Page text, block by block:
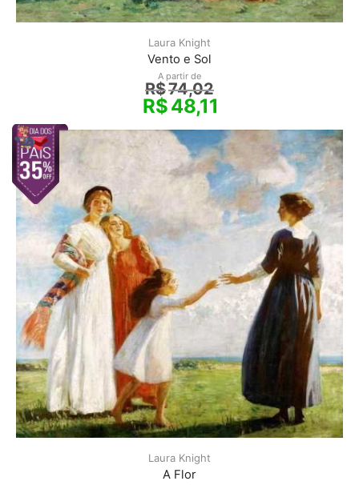
Laura Knight
Vento e Sol
A partir de
R$74,02
R$48,11
Laura Knight
A Flor